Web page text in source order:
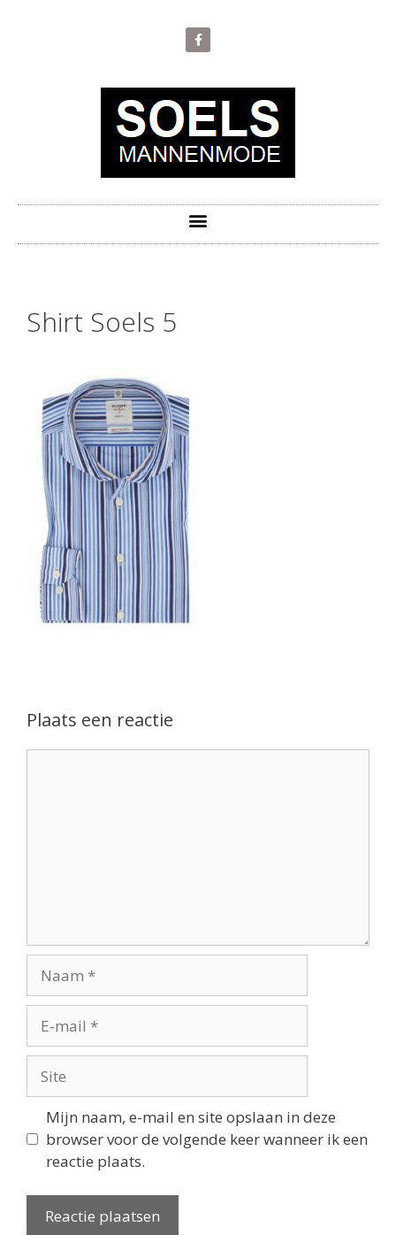
Shirt Soels 5
Plaats een reactie
Mijn naam, e-mail en site opslaan in deze
browser voor de volgende keer wanneer ik een
reactie plaats.